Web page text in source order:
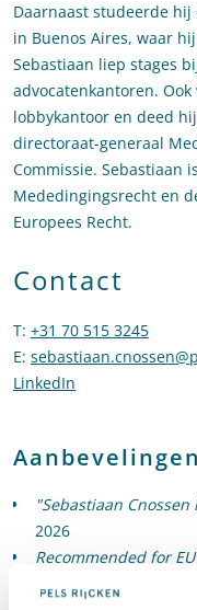
Daarnaast studeerde
in Buenos Aires, waar
Sebastiaan liep stages
advocatenkantoren.
lobbykantoor en deed
directoraat-generaal
Commissie. Sebastiaan
Mededingingsrecht en
Europees Recht.
Contact
T: +31 70 515 3245
E:
LinkedIn
Aanbevelingen
"Sebastiaan
2026
Recommended for